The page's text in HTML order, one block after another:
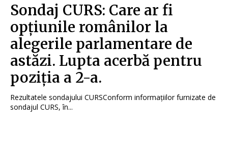
Sondaj CURS: Care ar fi
opțiunile românilor la
alegerile parlamentare de
astăzi. Lupta acerbă pentru
poziția a 2-a.
Rezultatele sondajului CURSConform informațiilor furnizate de
sondajul CURS, în...